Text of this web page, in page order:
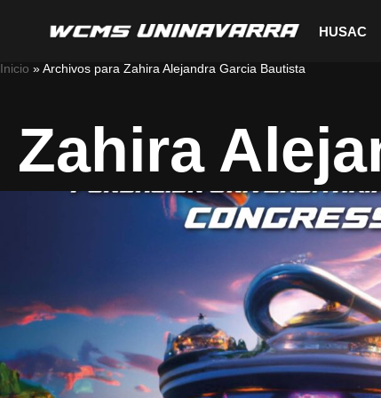
HUSAC
Inicio »Archivos para Zahira Alejandra Garcia Bautista
Zahira